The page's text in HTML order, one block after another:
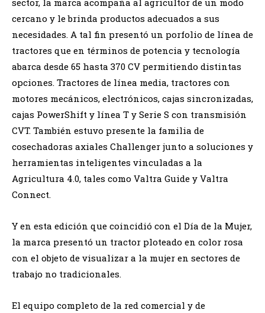
cercano y le brinda productos adecuados a sus
necesidades. A tal fin presentó un porfolio de línea de
tractores que en términos de potencia y tecnología
abarca desde 65 hasta 370 CV permitiendo distintas
opciones. Tractores de línea media, tractores con
motores mecánicos, electrónicos, cajas sincronizadas,
cajas PowerShift y línea T y Serie S con transmisión
CVT. También estuvo presente la familia de
cosechadoras axiales Challenger junto a soluciones y
herramientas inteligentes vinculadas a la
Agricultura 4.0, tales como Valtra Guide y Valtra
Connect.
Y en esta edición que coincidió con el Día de la Mujer,
la marca presentó un tractor ploteado en color rosa
con el objeto de visualizar a la mujer en sectores de
trabajo no tradicionales.
El equipo completo de la red comercial y de